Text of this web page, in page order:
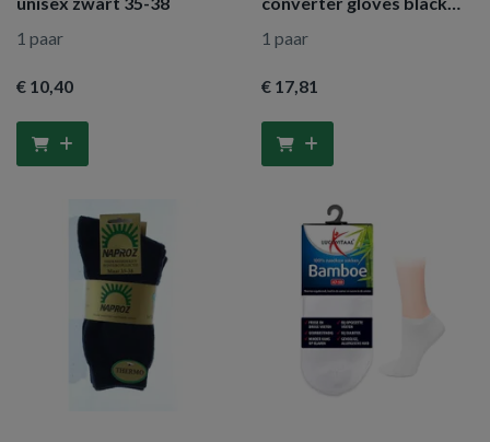
1 paar
€ 10,40
one size
1 paar
€ 17,81